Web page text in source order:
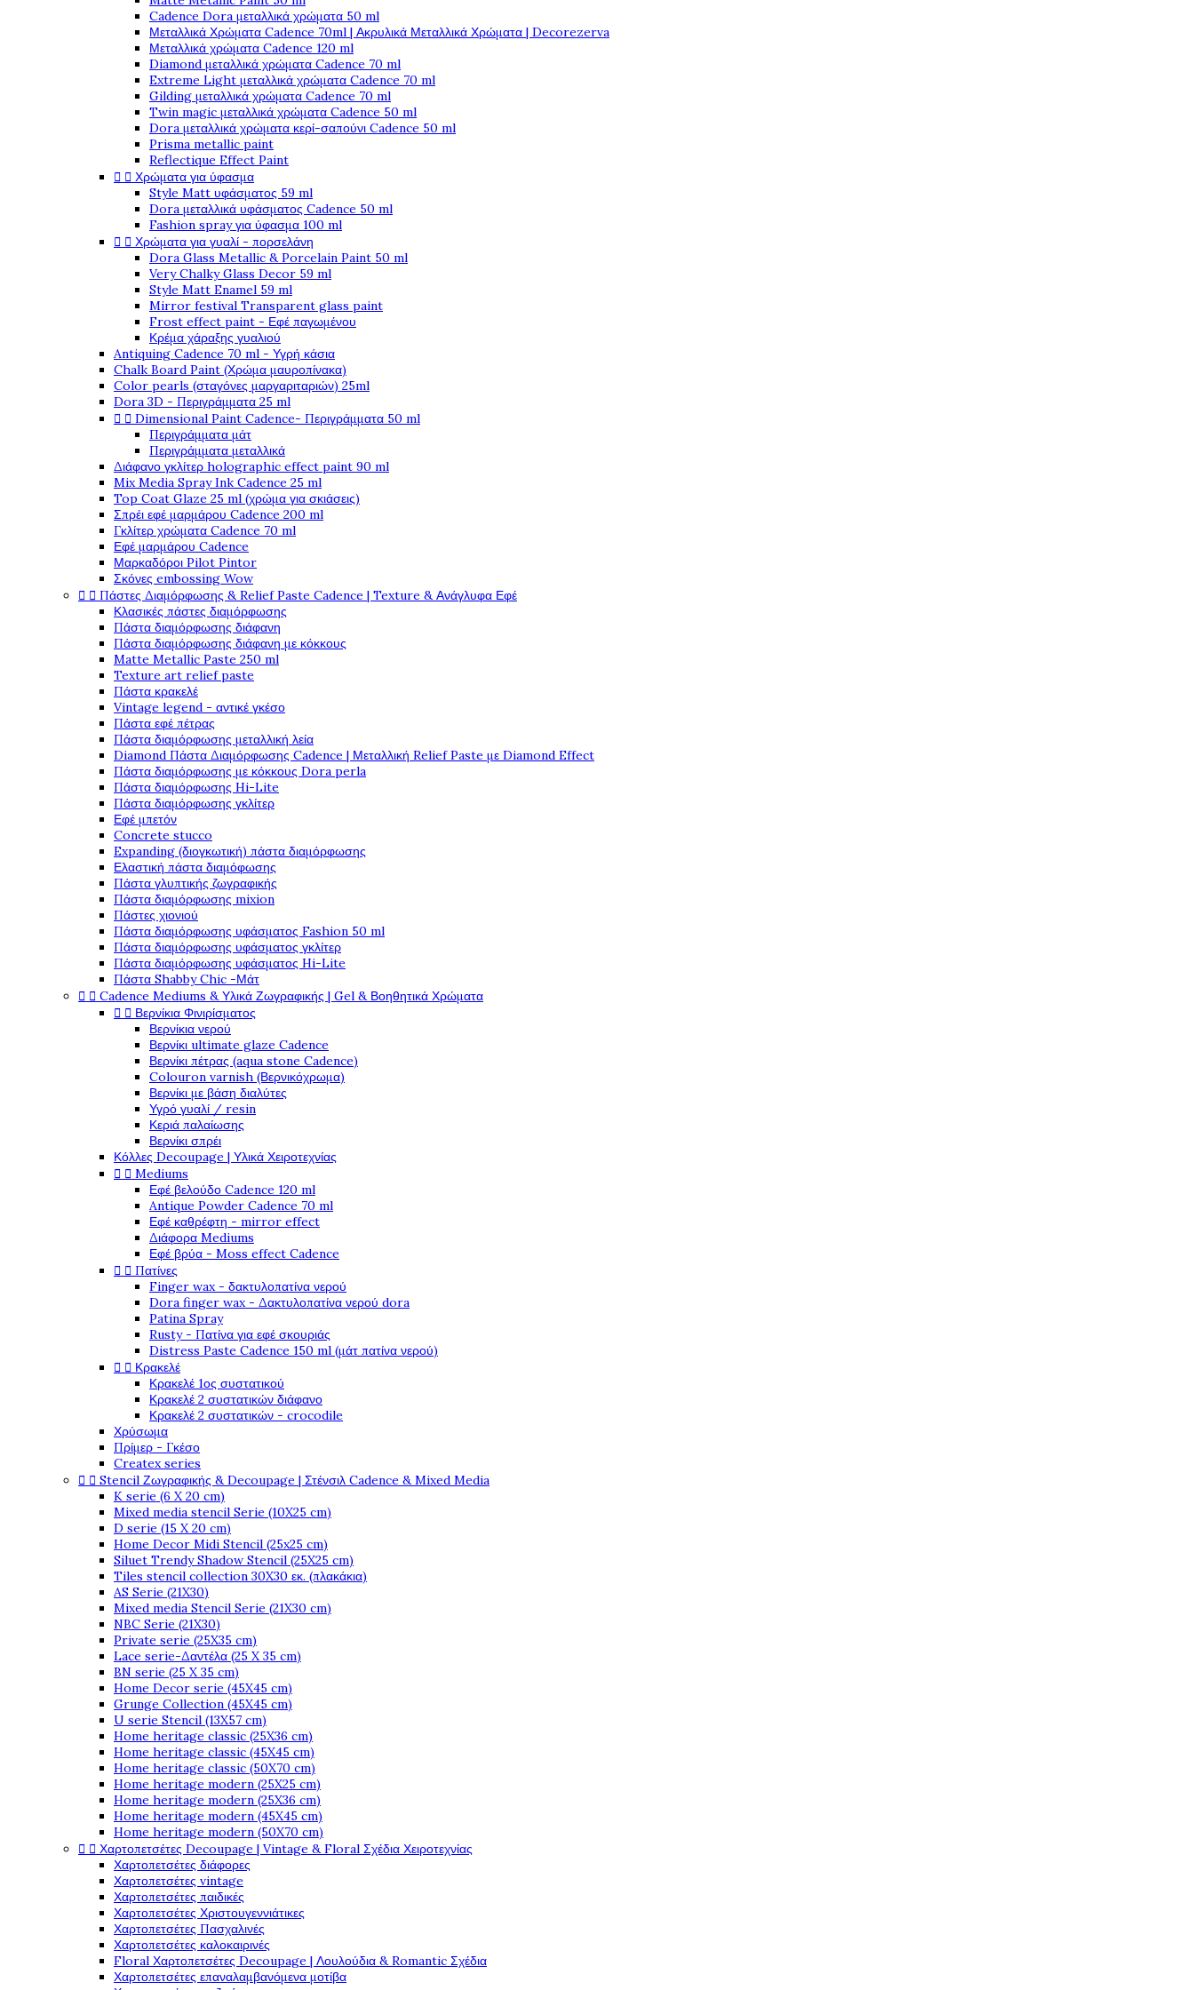
Cadence Dora μεταλλικά χρώματα 50 ml
Μεταλλικά Χρώματα Cadence 70ml | Ακρυλικά Μεταλλικά Χρώματα | Decorezerva
Μεταλλικά χρώματα Cadence 120 ml
Diamond μεταλλικά χρώματα Cadence 70 ml
Extreme Light μεταλλικά χρώματα Cadence 70 ml
Gilding μεταλλικά χρώματα Cadence 70 ml
Twin magic μεταλλικά χρώματα Cadence 50 ml
Dora μεταλλικά χρώματα κερί-σαπούνι Cadence 50 ml
Prisma metallic paint
Reflectique Effect Paint
  Χρώματα για ύφασμα
Style Matt υφάσματος 59 ml
Dora μεταλλικά υφάσματος Cadence 50 ml
Fashion spray για ύφασμα 100 ml
  Χρώματα για γυαλί - πορσελάνη
Dora Glass Metallic & Porcelain Paint 50 ml
Very Chalky Glass Decor 59 ml
Style Matt Enamel 59 ml
Mirror festival Transparent glass paint
Frost effect paint - Εφέ παγωμένου
Κρέμα χάραξης γυαλιού
Antiquing Cadence 70 ml - Υγρή κάσια
Chalk Board Paint (Χρώμα μαυροπίνακα)
Color pearls (σταγόνες μαργαριταριών) 25ml
Dora 3D - Περιγράμματα 25 ml
  Dimensional Paint Cadence- Περιγράμματα 50 ml
Περιγράμματα μάτ
Περιγράμματα μεταλλικά
Διάφανο γκλίτερ holographic effect paint 90 ml
Mix Media Spray Ink Cadence 25 ml
Top Coat Glaze 25 ml (χρώμα για σκιάσεις)
Σπρέι εφέ μαρμάρου Cadence 200 ml
Γκλίτερ χρώματα Cadence 70 ml
Εφέ μαρμάρου Cadence
Μαρκαδόροι Pilot Pintor
Σκόνες embossing Wow
  Πάστες Διαμόρφωσης & Relief Paste Cadence | Texture & Ανάγλυφα Εφέ
Κλασικές πάστες διαμόρφωσης
Πάστα διαμόρφωσης διάφανη
Πάστα διαμόρφωσης διάφανη με κόκκους
Matte Metallic Paste 250 ml
Texture art relief paste
Πάστα κρακελέ
Vintage legend - αντικέ γκέσο
Πάστα εφέ πέτρας
Πάστα διαμόρφωσης μεταλλική λεία
Diamond Πάστα Διαμόρφωσης Cadence | Μεταλλική Relief Paste με Diamond Effect
Πάστα διαμόρφωσης με κόκκους Dora perla
Πάστα διαμόρφωσης Hi-Lite
Πάστα διαμόρφωσης γκλίτερ
Εφέ μπετόν
Concrete stucco
Expanding (διογκωτική) πάστα διαμόρφωσης
Ελαστική πάστα διαμόφωσης
Πάστα γλυπτικής ζωγραφικής
Πάστα διαμόρφωσης mixion
Πάστες χιονιού
Πάστα διαμόρφωσης υφάσματος Fashion 50 ml
Πάστα διαμόρφωσης υφάσματος γκλίτερ
Πάστα διαμόρφωσης υφάσματος Hi-Lite
Πάστα Shabby Chic -Μάτ
  Cadence Mediums & Υλικά Ζωγραφικής | Gel & Βοηθητικά Χρώματα
  Βερνίκια Φινιρίσματος
Βερνίκια νερού
Βερνίκι ultimate glaze Cadence
Βερνίκι πέτρας (aqua stone Cadence)
Colouron varnish (Βερνικόχρωμα)
Βερνίκι με βάση διαλύτες
Υγρό γυαλί / resin
Κεριά παλαίωσης
Βερνίκι σπρέι
Κόλλες Decoupage | Υλικά Χειροτεχνίας
  Mediums
Εφέ βελούδο Cadence 120 ml
Antique Powder Cadence 70 ml
Εφέ καθρέφτη - mirror effect
Διάφορα Mediums
Εφέ βρύα - Moss effect Cadence
  Πατίνες
Finger wax - δακτυλοπατίνα νερού
Dora finger wax - Δακτυλοπατίνα νερού dora
Patina Spray
Rusty - Πατίνα για εφέ σκουριάς
Distress Paste Cadence 150 ml (μάτ πατίνα νερού)
  Κρακελέ
Κρακελέ 1ος συστατικού
Κρακελέ 2 συστατικών διάφανο
Κρακελέ 2 συστατικών - crocodile
Χρύσωμα
Πρίμερ - Γκέσο
Createx series
  Stencil Ζωγραφικής & Decoupage | Στένσιλ Cadence & Mixed Media
K serie (6 X 20 cm)
Mixed media stencil Serie (10X25 cm)
D serie (15 X 20 cm)
Home Decor Midi Stencil (25x25 cm)
Siluet Trendy Shadow Stencil (25X25 cm)
Tiles stencil collection 30X30 εκ. (πλακάκια)
AS Serie (21X30)
Mixed media Stencil Serie (21X30 cm)
NBC Serie (21X30)
Private serie (25X35 cm)
Lace serie-Δαντέλα (25 X 35 cm)
BN serie (25 X 35 cm)
Home Decor serie (45X45 cm)
Grunge Collection (45X45 cm)
U serie Stencil (13X57 cm)
Home heritage classic (25X36 cm)
Home heritage classic (45X45 cm)
Home heritage classic (50X70 cm)
Home heritage modern (25X25 cm)
Home heritage modern (25X36 cm)
Home heritage modern (45X45 cm)
Home heritage modern (50X70 cm)
  Χαρτοπετσέτες Decoupage | Vintage & Floral Σχέδια Χειροτεχνίας
Χαρτοπετσέτες διάφορες
Χαρτοπετσέτες vintage
Χαρτοπετσέτες παιδικές
Χαρτοπετσέτες Χριστουγεννιάτικες
Χαρτοπετσέτες Πασχαλινές
Χαρτοπετσέτες καλοκαιρινές
Floral Χαρτοπετσέτες Decoupage | Λουλούδια & Romantic Σχέδια
Χαρτοπετσέτες επαναλαμβανόμενα μοτίβα